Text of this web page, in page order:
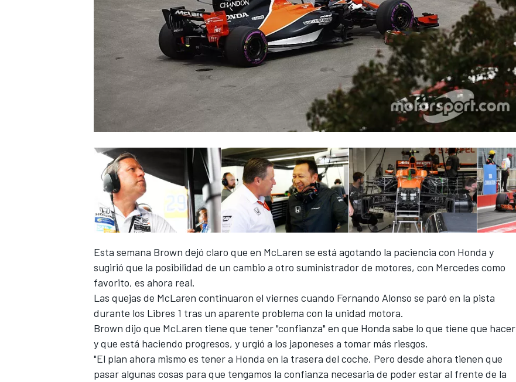
NASCAR CUP
FÓRMULA E
Esta semana Brown dejó claro que en McLaren se está agotando la paciencia con Honda y
sugirió que la posibilidad de un cambio a otro suministrador de motores, con Mercedes como
favorito, es ahora real.
Las quejas de McLaren continuaron el viernes cuando Fernando Alonso se paró en la pista
durante los Libres 1 tras un aparente problema con la unidad motora.
Brown dijo que McLaren tiene que tener "confianza" en que Honda sabe lo que tiene que hacer
y que está haciendo progresos, y urgió a los japoneses a tomar más riesgos.
"El plan ahora mismo es tener a Honda en la trasera del coche. Pero desde ahora tienen que
pasar algunas cosas para que tengamos la confianza necesaria de poder estar al frente de la